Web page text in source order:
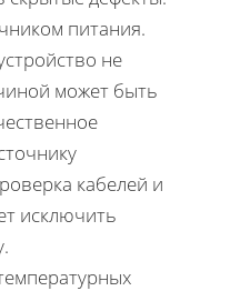
питания.
не
может быть
кабелей и
исключить